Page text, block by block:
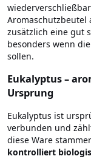
Aromaschutzbeutel
zusätzlich eine gut
besonders wenn
sollen.
Eukalyptus –
Ursprung
Eukalyptus ist
verbunden und
diese Ware
kontrolliert